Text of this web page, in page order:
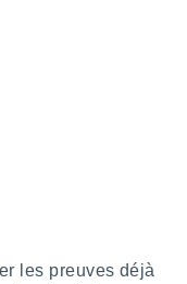
les preuves déjà